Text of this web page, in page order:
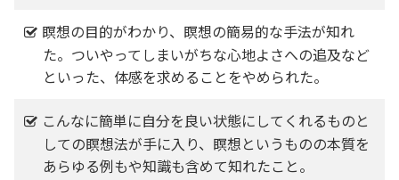
瞑想の目的がわかり、瞑想の簡易的な手法が知れ
た。ついやってしまいがちな心地よさへの追及など
といった、体感を求めることをやめられた。
こんなに簡単に自分を良い状態にしてくれるものと
しての瞑想法が手に入り、瞑想というものの本質を
あらゆる例もや知識も含めて知れたこと。